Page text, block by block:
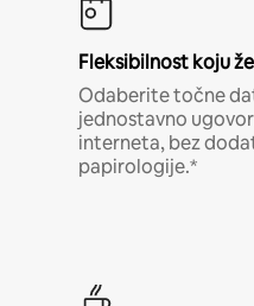
Fleksibilnost koju
Odaberite točne
jednostavno
interneta, bez
papirologije.*